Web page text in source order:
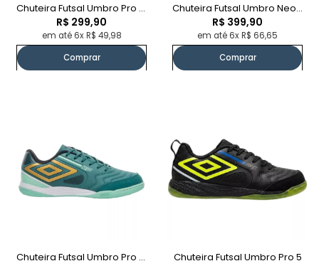
Chuteira Futsal Umbro Pro 5 Jr
R$ 299,90
em até 6x R$ 49,98
Comprar
Chuteira Futsal Umbro Neo-Comfort
R$ 399,90
em até 6x R$ 66,65
Comprar
Chuteira Futsal Umbro Pro 5 Bump Club Chuteira Futsal Umbro Pro 5